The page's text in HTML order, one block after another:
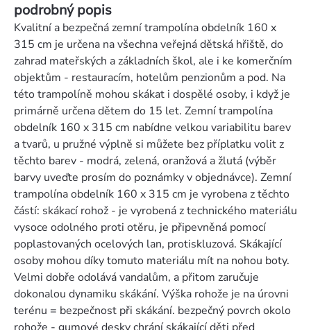
podrobný popis
Kvalitní a bezpečná zemní trampolína obdelník 160 x
315 cm je určena na všechna veřejná dětská hřiště, do
zahrad mateřských a základních škol, ale i ke komerčním
objektům - restauracím, hotelům penzionům a pod. Na
této trampolíně mohou skákat i dospělé osoby, i když je
primárně určena dětem do 15 let. Zemní trampolína
obdelník 160 x 315 cm nabídne velkou variabilitu barev
a tvarů, u pružné výplně si můžete bez příplatku volit z
těchto barev - modrá, zelená, oranžová a žlutá (výběr
barvy uveďte prosím do poznámky v objednávce). Zemní
trampolína obdelník 160 x 315 cm je vyrobena z těchto
částí: skákací rohož - je vyrobená z technického materiálu
vysoce odolného proti otěru, je připevněná pomocí
poplastovaných ocelových lan, protiskluzová. Skákající
osoby mohou díky tomuto materiálu mít na nohou boty.
Velmi dobře odolává vandalům, a přitom zaručuje
dokonalou dynamiku skákání. Výška rohože je na úrovni
terénu = bezpečnost při skákání. bezpečný povrch okolo